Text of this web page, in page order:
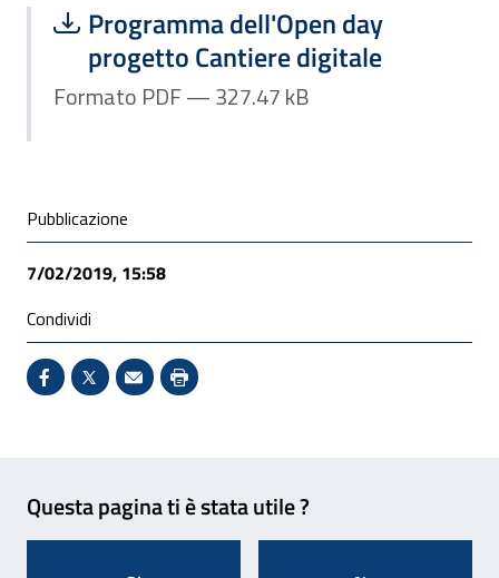
Scarica file:
Programma dell'Open day
progetto Cantiere digitale
Formato PDF — Dimensione 327.47 kB
Formato PDF — 327.47 kB
Condivisione social
Pubblicazione
7/02/2019, 15:58
Condividi
Condividi su Facebook - Sito esterno - Apertura in
X - Sito esterno - Apertura in nuova finestra
Invio Mail: apre il programma di posta
Stampa pagina: scelta meno
Questa pagina ti è stata utile ?